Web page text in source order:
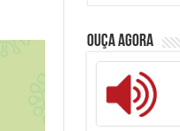
Ouça Agora